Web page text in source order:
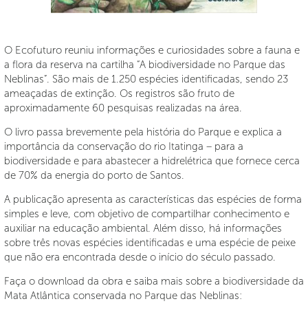
O Ecofuturo reuniu informações e curiosidades sobre a fauna e
a flora da reserva na cartilha “A biodiversidade no Parque das
Neblinas”. São mais de 1.250 espécies identificadas, sendo 23
ameaçadas de extinção. Os registros são fruto de
aproximadamente 60 pesquisas realizadas na área.
O livro passa brevemente pela história do Parque e explica a
importância da conservação do rio Itatinga – para a
biodiversidade e para abastecer a hidrelétrica que fornece cerca
de 70% da energia do porto de Santos.
A publicação apresenta as características das espécies de forma
simples e leve, com objetivo de compartilhar conhecimento e
auxiliar na educação ambiental. Além disso, há informações
sobre três novas espécies identificadas e uma espécie de peixe
que não era encontrada desde o início do século passado.
Faça o download da obra e saiba mais sobre a biodiversidade da
Mata Atlântica conservada no Parque das Neblinas: